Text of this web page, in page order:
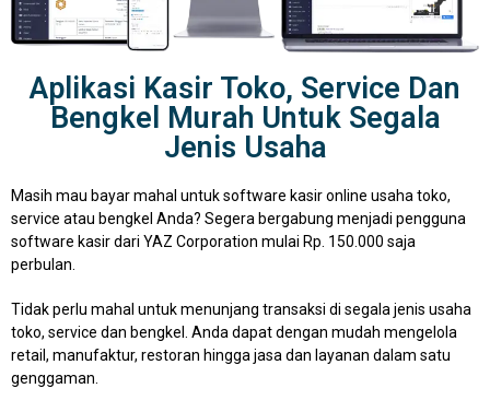
Aplikasi Kasir Toko, Service Dan
Bengkel Murah Untuk Segala
Jenis Usaha
Masih mau bayar mahal untuk software kasir online usaha toko,
service atau bengkel Anda? Segera bergabung menjadi pengguna
software kasir dari YAZ Corporation mulai Rp. 150.000 saja
perbulan.
Tidak perlu mahal untuk menunjang transaksi di segala jenis usaha
toko, service dan bengkel. Anda dapat dengan mudah mengelola
retail, manufaktur, restoran hingga jasa dan layanan dalam satu
genggaman.